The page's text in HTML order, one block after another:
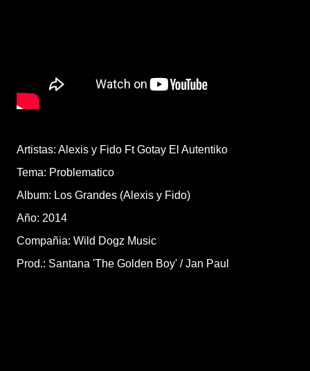
Artistas: Alexis y Fido Ft Gotay El Autentiko
Tema: Problematico
Album: Los Grandes (Alexis y Fido)
Año: 2014
Compañia: Wild Dogz Music
Prod.: Santana 'The Golden Boy' / Jan Paul